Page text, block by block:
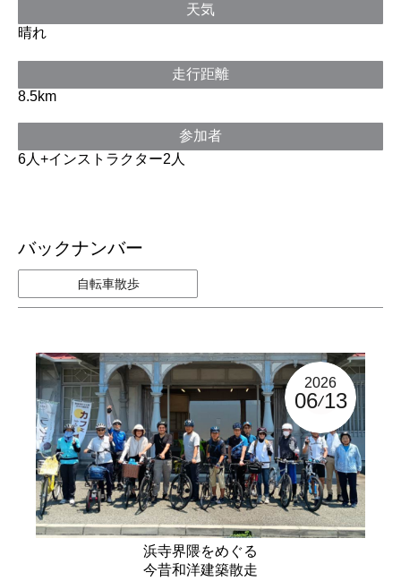
天気
晴れ
走行距離
8.5km
参加者
6人+インストラクター2人
バックナンバー
自転車散歩
2026
06 13
浜寺界隈をめぐる
今昔和洋建築散走